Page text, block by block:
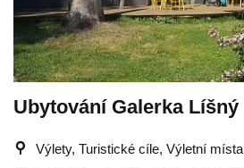
Ubytování Galerka Líšný
Výlety, Turistické cíle, Výletní místa